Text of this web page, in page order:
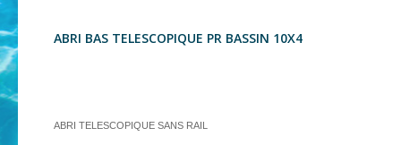
ABRI BAS TELESCOPIQUE PR BASSIN 10X4
ABRI TELESCOPIQUE SANS RAIL